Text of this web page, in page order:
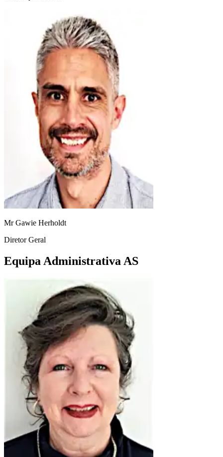
Mr Gawie Herholdt
Diretor Geral
Equipa Administrativa AS